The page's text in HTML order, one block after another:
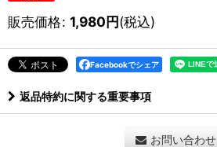
販売価格: 1,980円(税込)
Facebookでシェア
返品特約に関する重要事項
お問い合わせ